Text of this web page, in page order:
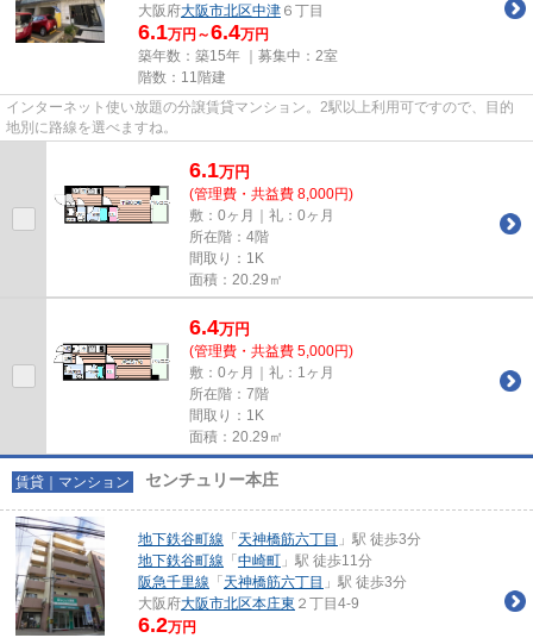
大阪府大阪市北区中津 ６丁目
6.1万円～6.4万円
築年数：築15年 ｜募集中： 2室
階数：11階建
インターネット使い放題の分譲賃貸マンション。2駅以上利用可ですので、目的
地別に路線を選べますね。
6.1万円
(管理費・共益費 8,000円)
敷：0ヶ月｜礼：0ヶ月
所在階：4階
間取り：1K
面積：20.29㎡
6.4万円
(管理費・共益費 5,000円)
敷：0ヶ月｜礼：1ヶ月
所在階：7階
間取り：1K
面積：20.29㎡
賃貸｜マンション センチュリー本庄
地下鉄谷町線 「 天神橋筋六丁目 」駅 徒歩3分
地下鉄谷町線 「 中崎町 」駅 徒歩11分
阪急千里線 「 天神橋筋六丁目 」駅 徒歩3分
大阪府大阪市北区本庄東 ２丁目4-9
6.2万円